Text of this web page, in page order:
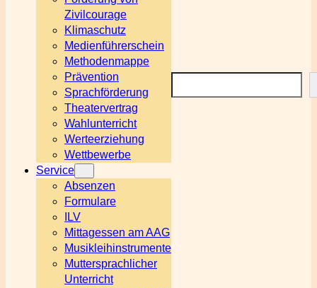
Zivilcourage
Klimaschutz
Medienführerschein
Methodenmappe
Prävention
Sprachförderung
Theatervertrag
Wahlunterricht
Werteerziehung
Wettbewerbe
Service
Absenzen
Formulare
ILV
Mittagessen am AAG
Musikleihinstrumente
Muttersprachlicher
Unterricht